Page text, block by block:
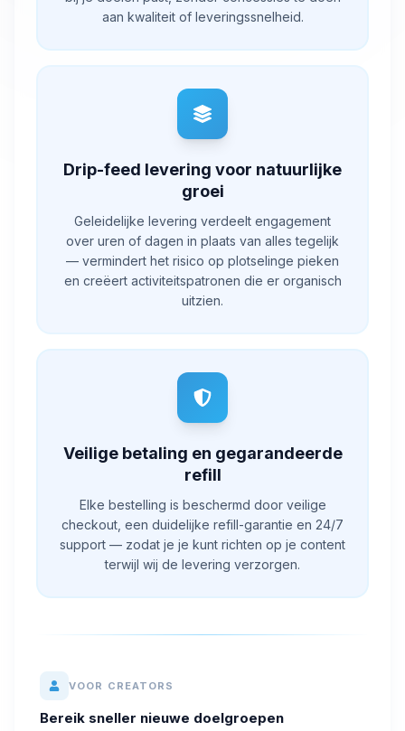
aan kwaliteit of leveringssnelheid.
Drip-feed levering voor natuurlijke
groei
Geleidelijke levering verdeelt engagement
over uren of dagen in plaats van alles tegelijk
— vermindert het risico op plotselinge pieken
en creëert activiteitspatronen die er organisch
uitzien.
Veilige betaling en gegarandeerde
refill
Elke bestelling is beschermd door veilige
checkout, een duidelijke refill-garantie en 24/7
support — zodat je je kunt richten op je content
terwijl wij de levering verzorgen.
VOOR CREATORS
Bereik sneller nieuwe doelgroepen